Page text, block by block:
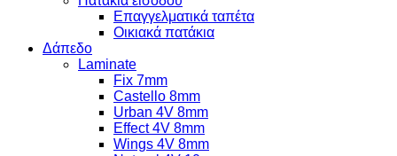
Επαγγελματικά ταπέτα
Οικιακά πατάκια
Δάπεδο
Laminate
Fix 7mm
Castello 8mm
Urban 4V 8mm
Effect 4V 8mm
Wings 4V 8mm